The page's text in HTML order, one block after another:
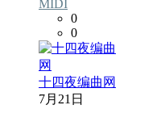
MIDI
0
0
十四夜编曲网
7月21日